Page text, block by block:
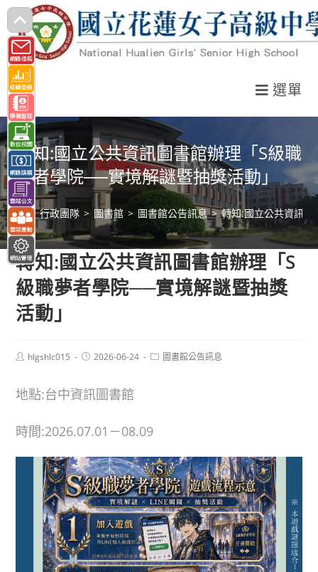
跳
轉
至
主
要
內
容
選單
轉知:國立公共資訊圖書館辦理「S級職
夢者學院──實境解謎暨抽獎活動」
> 行政團隊 > 圖書館 > 圖書館公告訊息 > 轉知:國立公共資訊
轉知:國立公共資訊圖書館辦理「S
級職夢者學院──實境解謎暨抽獎
活動」
Posthlgshlc015
Post2026-06-24
Post圖書館公告訊息
地點:台中資訊圖書館
時間:2026.07.01－08.09